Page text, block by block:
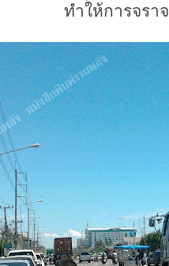
ทำให้การจรา